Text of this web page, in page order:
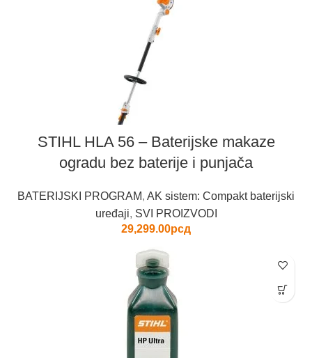
STIHL HLA 56 – Baterijske makaze
ogradu bez baterije i punjača
BATERIJSKI PROGRAM, AK sistem: Compakt baterijski
uređaji, SVI PROIZVODI
29,299.00рсд